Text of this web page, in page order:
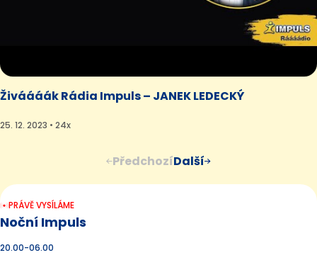
Živáááák Rádia Impuls – JANEK LEDECKÝ
25. 12. 2023 • 24x
PředchozíDalší
PRÁVĚ VYSÍLÁME
Noční Impuls
20.00-06.00